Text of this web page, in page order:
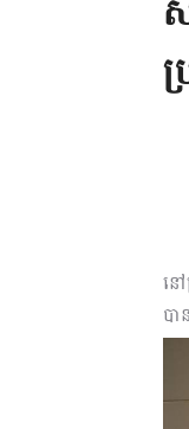
នៅ
ប